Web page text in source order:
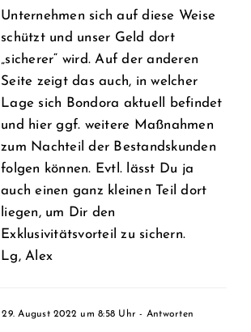
Unternehmen sich auf diese Weise
schützt und unser Geld dort
„sicherer“ wird. Auf der anderen
Seite zeigt das auch, in welcher
Lage sich Bondora aktuell befindet
und hier ggf. weitere Maßnahmen
zum Nachteil der Bestandskunden
folgen können. Evtl. lässt Du ja
auch einen ganz kleinen Teil dort
liegen, um Dir den
Exklusivitätsvorteil zu sichern.
Lg, Alex
29. August 2022 um 8:58 Uhr - Antworten